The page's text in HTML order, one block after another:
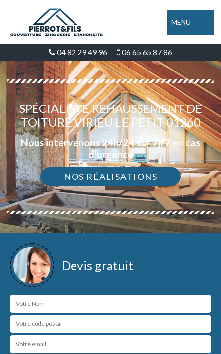
MENU
04 82 29 49 96 06 65 65 87 86
SPÉCIALISTE REHAUSSEMENT DE
TOITURE VIRIEU LE PETIT 01260
Nous intervenons 24h/24 sur 7j/7 en cas
d'urgence
NOS RÉALISATIONS
Devis gratuit